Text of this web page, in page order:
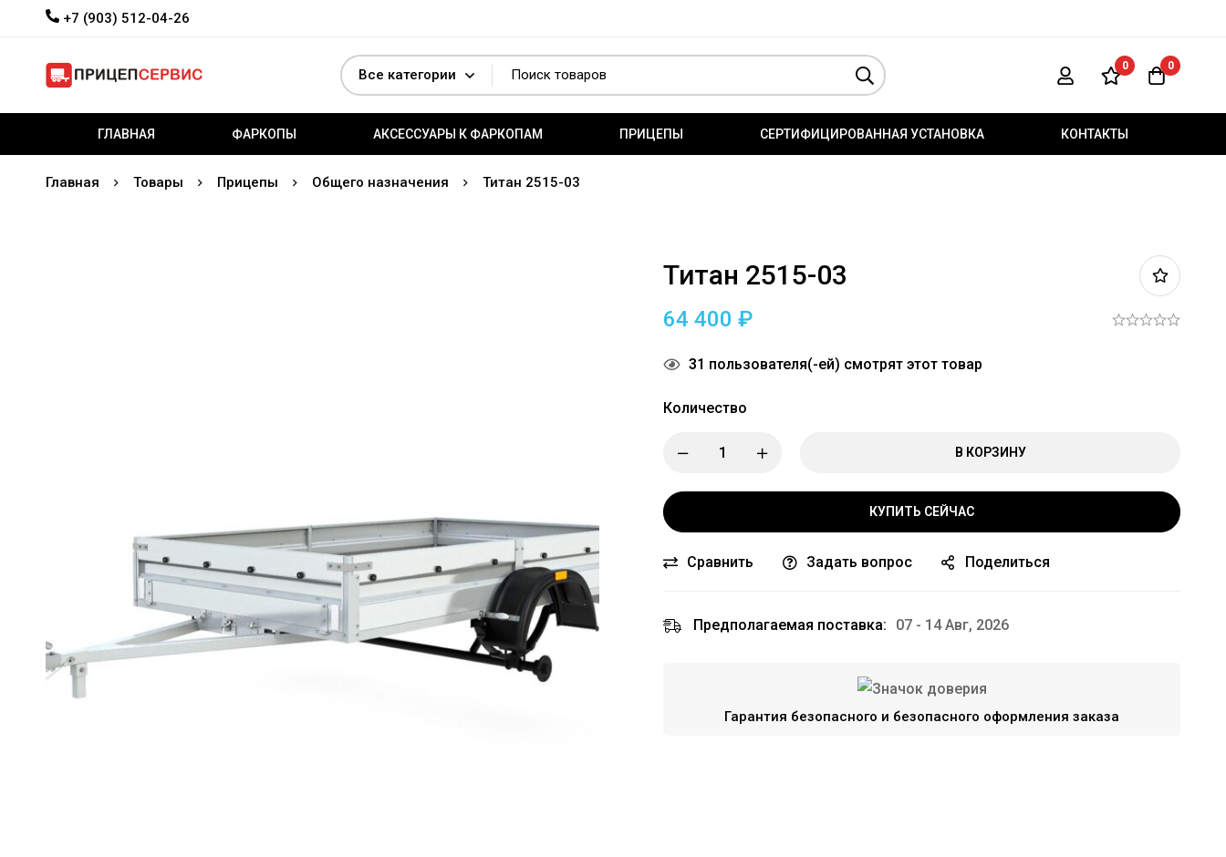
+7 (903) 512-04-26
0 0
ГЛАВНАЯ ФАРКОПЫ АКСЕССУАРЫ К ФАРКОПАМ ПРИЦЕПЫ СЕРТИФИЦИРОВАННАЯ УСТАНОВКА КОНТАКТЫ
Главная Товары Прицепы Общего назначения Титан 2515-03
Титан 2515-03
64 400 ₽
31 пользователя(-ей) смотрят этот товар
Количество
В КОРЗИНУ
КУПИТЬ СЕЙЧАС
Сравнить Задать вопрос Поделиться
Предполагаемая поставка: 07 - 14 Авг, 2026
Гарантия безопасного и безопасного оформления заказа